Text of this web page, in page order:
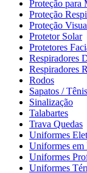
Proteção para
Proteção
Proteção
Protetor Solar
Protetores
Respiradores
Respiradores
Rodos
Sapatos /
Sinalização
Talabartes
Trava Quedas
Uniformes
Uniformes em
Uniformes
Uniformes